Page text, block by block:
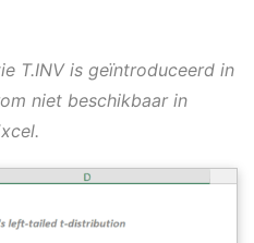
T.INV is geïntroduceerd in
niet beschikbaar in